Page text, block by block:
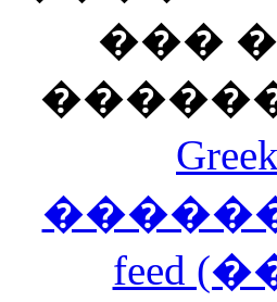
��� ��
feed